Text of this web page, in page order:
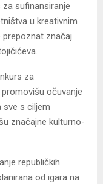
za sufinansiranje
u kreativnim
prepoznat značaj
za
očuvanje
sve s ciljem
značajne kulturno-
republičkih
od igara na